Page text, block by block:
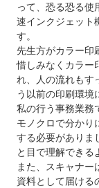
って、恐る恐る使
速インクジェット
す。
先生方がカラー印
惜しみなくカラー
れ、人の流れもす
う以前の印刷環境
私の行う事務業務
モノクロで分かり
する必要がありま
と目で理解できる
また、スキャナー
資料として届ける